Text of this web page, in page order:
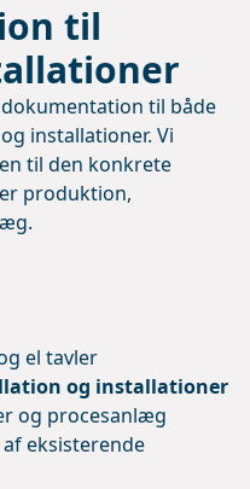
til
til både
og installationer. Vi
til den konkrete
produktion,
el tavler
og installationer
og procesanlæg
eksisterende